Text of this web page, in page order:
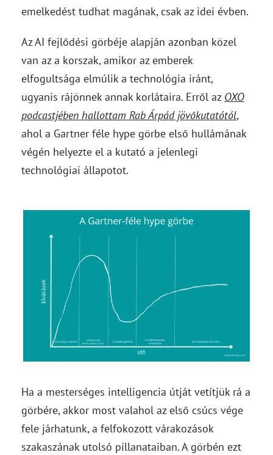
emelkedést tudhat magának, csak az idei évben.
Az AI fejlődési görbéje alapján azonban közel
van az a korszak, amikor az emberek
elfogultsága elmúlik a technológia iránt,
ugyanis rájönnek annak korlátaira. Erről az OXO
podcastjében hallottam Rab Árpád jövőkutatótól,
ahol a Gartner féle hype görbe első hullámának
végén helyezte el a kutató a jelenlegi
technológiai állapotot.
Ha a mesterséges intelligencia útját vetítjük rá a
görbére, akkor most valahol az első csúcs vége
fele járhatunk, a felfokozott várakozások
szakaszának utolsó pillanataiban. A görbén ezt